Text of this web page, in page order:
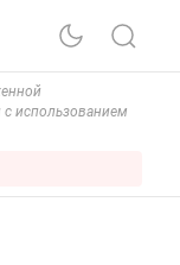
с использованием